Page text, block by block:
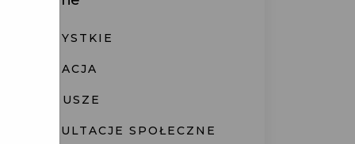
WSZYSTKIE
EDUKACJA
FUNDUSZE
KONSULTACJE SPOŁECZNE